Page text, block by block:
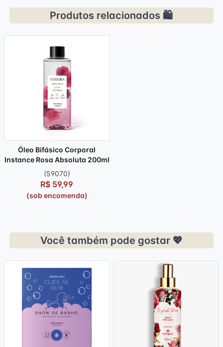
Produtos relacionados 🛍️
Óleo Bifásico Corporal
Instance Rosa Absoluta 200ml
(59070)
R$ 59,99
(sob encomenda)
Você também pode gostar 💖